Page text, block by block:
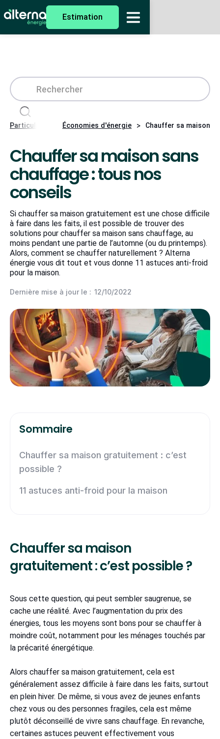
Estimation
Particuliers Économies d'énergie > Chauffer sa maison
Chauffer sa maison sans
chauffage : tous nos
conseils
Si chauffer sa maison gratuitement est une chose difficile
à faire dans les faits, il est possible de trouver des
solutions pour chauffer sa maison sans chauffage, au
moins pendant une partie de l’automne (ou du printemps).
Alors, comment se chauffer naturellement ? Alterna
énergie vous dit tout et vous donne 11 astuces anti-froid
pour la maison.
Dernière mise à jour le : 12/10/2022
Sommaire
Chauffer sa maison gratuitement : c’est
possible ?
11 astuces anti-froid pour la maison
Chauffer sa maison
gratuitement : c’est possible ?
Sous cette question, qui peut sembler saugrenue, se
cache une réalité. Avec l’augmentation du prix des
énergies, tous les moyens sont bons pour se chauffer à
moindre coût, notamment pour les ménages touchés par
la précarité énergétique.
Alors chauffer sa maison gratuitement, cela est
généralement assez difficile à faire dans les faits, surtout
en plein hiver. De même, si vous avez de jeunes enfants
chez vous ou des personnes fragiles, cela est même
plutôt déconseillé de vivre sans chauffage. En revanche,
certaines astuces peuvent effectivement vous